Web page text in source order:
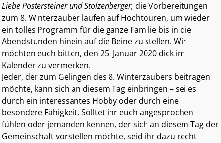
Liebe Postersteiner und Stolzenberger,die Vorbereitungen
zum 8. Winterzauber laufen auf Hochtouren, um wieder
ein tolles Programm für die ganze Familie bis in die
Abendstunden hinein auf die Beine zu stellen. Wir
möchten euch bitten, den 25. Januar 2020 dick im
Kalender zu vermerken.
Jeder, der zum Gelingen des 8. Winterzaubers beitragen
möchte, kann sich an diesem Tag einbringen – sei es
durch ein interessantes Hobby oder durch eine
besondere Fähigkeit. Solltet ihr euch angesprochen
fühlen oder jemanden kennen, der sich an diesem Tag der
Gemeinschaft vorstellen möchte, seid ihr dazu recht